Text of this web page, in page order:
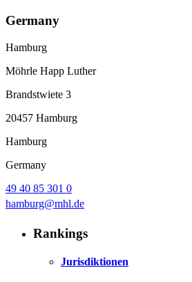
Germany
Hamburg
Möhrle Happ Luther
Brandstwiete 3
20457 Hamburg
Hamburg
Germany
49 40 85 301 0
hamburg@mhl.de
Rankings
Jurisdiktionen